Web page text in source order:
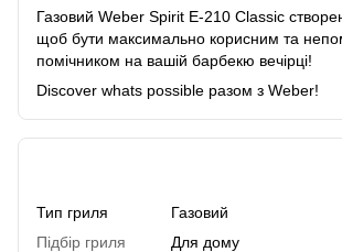
Газовий Weber Spirit E-210 Classic
щоб бути максимально корисним та
помічником на вашій барбекю вечірці!
Discover whats possible разом з Weber!
Тип гриля
Газовий
Підбір гриля
Для дому